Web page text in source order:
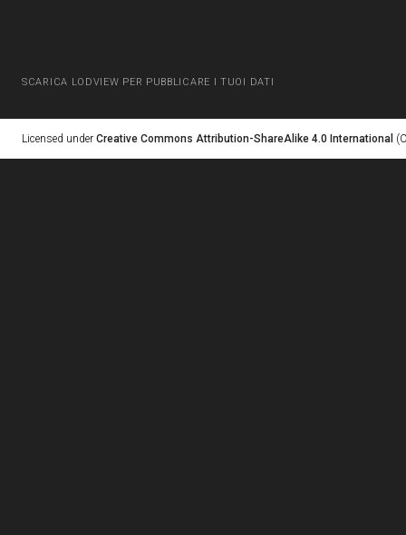
SCARICA LODVIEW PER PUBBLICARE I TUOI DATI
Licensed under Creative Commons Attribution-ShareAlike 4.0 International